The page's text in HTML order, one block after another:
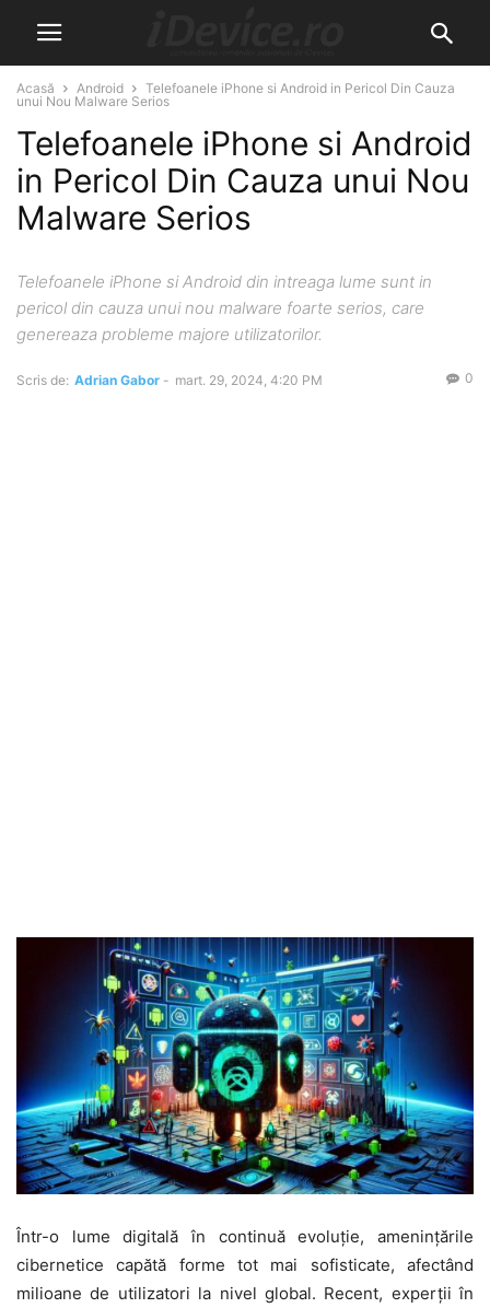
Acasă Android
Telefoanele iPhone si Android in Pericol Din Cauza
unui Nou Malware Serios
Telefoanele iPhone si Android
in Pericol Din Cauza unui Nou
Malware Serios
Telefoanele iPhone si Android din intreaga lume sunt in
pericol din cauza unui nou malware foarte serios, care
genereaza probleme majore utilizatorilor.
Scris de: Adrian Gabor - mart. 29, 2024, 4:20 PM 0
Într-o lume digitală în continuă evoluție, amenințările
cibernetice capătă forme tot mai sofisticate, afectând
milioane de utilizatori la nivel global. Recent, experții în